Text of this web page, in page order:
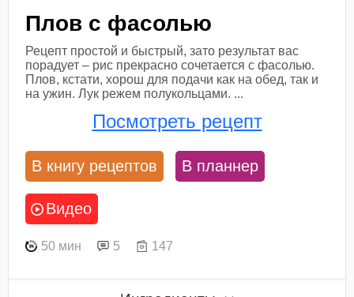
Плов с фасолью
Рецепт простой и быстрый, зато результат вас
порадует – рис прекрасно сочетается с фасолью.
Плов, кстати, хорош для подачи как на обед, так и
на ужин. Лук режем полукольцами. ...
Посмотреть рецепт
В книгу рецептов В планнер
Видео
50 мин 5 147